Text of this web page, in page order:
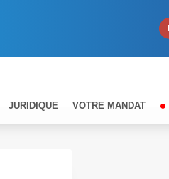
JURIDIQUE VOTRE MANDAT